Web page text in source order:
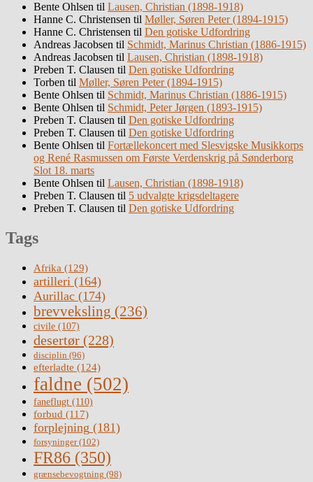
Bente Ohlsen til Lausen, Christian (1898-1918)
Hanne C. Christensen til Møller, Søren Peter (1894-1915)
Hanne C. Christensen til Den gotiske Udfordring
Andreas Jacobsen til Schmidt, Marinus Christian (1886-1915)
Andreas Jacobsen til Lausen, Christian (1898-1918)
Preben T. Clausen til Den gotiske Udfordring
Torben til Møller, Søren Peter (1894-1915)
Bente Ohlsen til Schmidt, Marinus Christian (1886-1915)
Bente Ohlsen til Schmidt, Peter Jørgen (1893-1915)
Preben T. Clausen til Den gotiske Udfordring
Preben T. Clausen til Den gotiske Udfordring
Bente Ohlsen til Fortællekoncert med Slesvigske Musikkorps
og René Rasmussen om Første Verdenskrig på Sønderborg
Slot 18. marts
Bente Ohlsen til Lausen, Christian (1898-1918)
Preben T. Clausen til 5 udvalgte krigsdeltagere
Preben T. Clausen til Den gotiske Udfordring
Tags
Afrika (129)
artilleri (164)
Aurillac (174)
brevveksling (236)
civile (107)
desertør (228)
disciplin (96)
efterladte (124)
faldne (502)
faneflugt (110)
forbud (117)
forplejning (181)
forsyninger(102)
FR86 (350)
grænsebevogtning (98)